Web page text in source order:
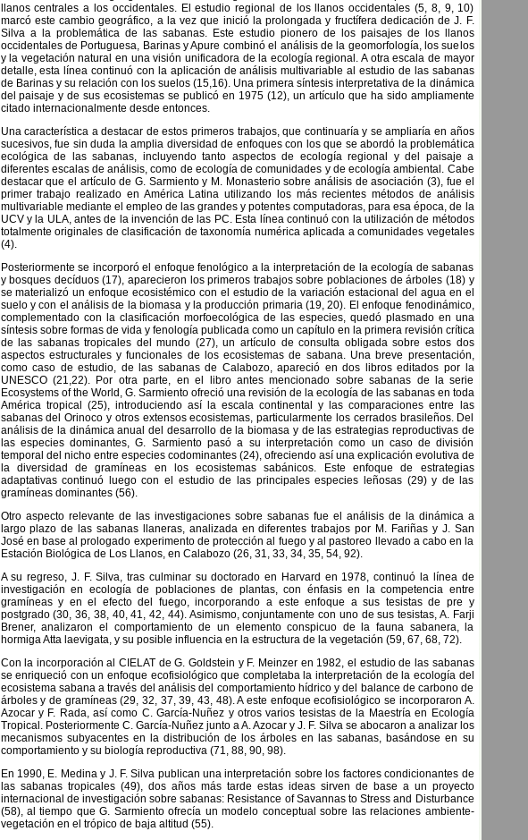
llanos centrales a los occidentales. El estudio regional de los llanos occidentales (5, 8, 9, 10)
marcó este cambio geográfico, a la vez que inició la prolongada y fructífera dedicación de J. F.
Silva a la problemática de las sabanas. Este estudio pionero de los paisajes de los llanos
occidentales de Portuguesa, Barinas y Apure combinó el análisis de la geomorfología, los suelos
y la vegetación natural en una visión unificadora de la ecología regional. A otra escala de mayor
detalle, esta línea continuó con la aplicación de análisis multivariable al estudio de las sabanas
de Barinas y su relación con los suelos (15,16). Una primera síntesis interpretativa de la dinámica
del paisaje y de sus ecosistemas se publicó en 1975 (12), un artículo que ha sido ampliamente
citado internacionalmente desde entonces.
Una característica a destacar de estos primeros trabajos, que continuaría y se ampliaría en años
sucesivos, fue sin duda la amplia diversidad de enfoques con los que se abordó la problemática
ecológica de las sabanas, incluyendo tanto aspectos de ecología regional y del paisaje a
diferentes escalas de análisis, como de ecología de comunidades y de ecología ambiental. Cabe
destacar que el artículo de G. Sarmiento y M. Monasterio sobre análisis de asociación (3), fue el
primer trabajo realizado en América Latina utilizando los más recientes métodos de análisis
multivariable mediante el empleo de las grandes y potentes computadoras, para esa época, de la
UCV y la ULA, antes de la invención de las PC. Esta línea continuó con la utilización de métodos
totalmente originales de clasificación de taxonomía numérica aplicada a comunidades vegetales
(4).
Posteriormente se incorporó el enfoque fenológico a la interpretación de la ecología de sabanas
y bosques decíduos (17), aparecieron los primeros trabajos sobre poblaciones de árboles (18) y
se materializó un enfoque ecosistémico con el estudio de la variación estacional del agua en el
suelo y con el análisis de la biomasa y la producción primaria (19, 20). El enfoque fenodinámico,
complementado con la clasificación morfoecológica de las especies, quedó plasmado en una
síntesis sobre formas de vida y fenología publicada como un capítulo en la primera revisión crítica
de las sabanas tropicales del mundo (27), un artículo de consulta obligada sobre estos dos
aspectos estructurales y funcionales de los ecosistemas de sabana. Una breve presentación,
como caso de estudio, de las sabanas de Calabozo, apareció en dos libros editados por la
UNESCO (21,22). Por otra parte, en el libro antes mencionado sobre sabanas de la serie
Ecosystems of the World, G. Sarmiento ofreció una revisión de la ecología de las sabanas en toda
América tropical (25), introduciendo así la escala continental y las comparaciones entre las
sabanas del Orinoco y otros extensos ecosistemas, particularmente los cerrados brasileños. Del
análisis de la dinámica anual del desarrollo de la biomasa y de las estrategias reproductivas de
las especies dominantes, G. Sarmiento pasó a su interpretación como un caso de división
temporal del nicho entre especies codominantes (24), ofreciendo así una explicación evolutiva de
la diversidad de gramíneas en los ecosistemas sabánicos. Este enfoque de estrategias
adaptativas continuó luego con el estudio de las principales especies leñosas (29) y de las
gramíneas dominantes (56).
Otro aspecto relevante de las investigaciones sobre sabanas fue el análisis de la dinámica a
largo plazo de las sabanas llaneras, analizada en diferentes trabajos por M. Fariñas y J. San
José en base al prologado experimento de protección al fuego y al pastoreo llevado a cabo en la
Estación Biológica de Los Llanos, en Calabozo (26, 31, 33, 34, 35, 54, 92).
A su regreso, J. F. Silva, tras culminar su doctorado en Harvard en 1978, continuó la línea de
investigación en ecología de poblaciones de plantas, con énfasis en la competencia entre
gramíneas y en el efecto del fuego, incorporando a este enfoque a sus tesistas de pre y
postgrado (30, 36, 38, 40, 41, 42, 44). Asimismo, conjuntamente con uno de sus tesistas, A. Farji
Brener, analizaron el comportamiento de un elemento conspicuo de la fauna sabanera, la
hormiga Atta laevigata, y su posible influencia en la estructura de la vegetación (59, 67, 68, 72).
Con la incorporación al CIELAT de G. Goldstein y F. Meinzer en 1982, el estudio de las sabanas
se enriqueció con un enfoque ecofisiológico que completaba la interpretación de la ecología del
ecosistema sabana a través del análisis del comportamiento hídrico y del balance de carbono de
árboles y de gramíneas (29, 32, 37, 39, 43, 48). A este enfoque ecofisiológico se incorporaron A.
Azocar y F. Rada, así como C. García-Nuñez y otros varios tesistas de la Maestría en Ecología
Tropical. Posteriormente C. García-Nuñez junto a A. Azocar y J. F. Silva se abocaron a analizar los
mecanismos subyacentes en la distribución de los árboles en las sabanas, basándose en su
comportamiento y su biología reproductiva (71, 88, 90, 98).
En 1990, E. Medina y J. F. Silva publican una interpretación sobre los factores condicionantes de
las sabanas tropicales (49), dos años más tarde estas ideas sirven de base a un proyecto
internacional de investigación sobre sabanas: Resistance of Savannas to Stress and Disturbance
(58), al tiempo que G. Sarmiento ofrecía un modelo conceptual sobre las relaciones ambiente-
vegetación en el trópico de baja altitud (55).